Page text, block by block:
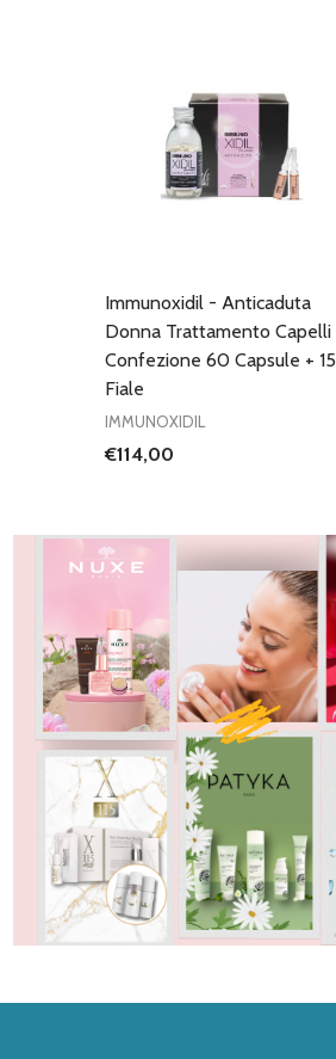
Immunoxidil - Anticaduta
Donna Trattamento Capelli
Confezione 60 Capsule + 15
Fiale
IMMUNOXIDIL
€114,00